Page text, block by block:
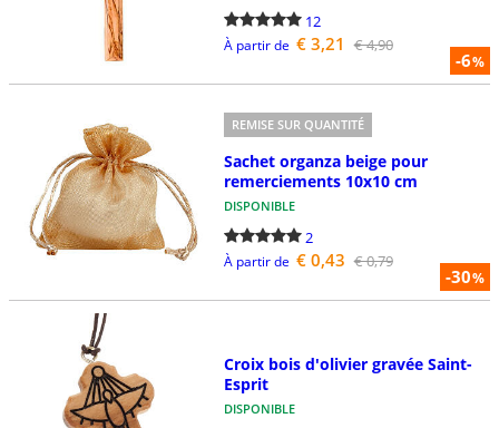
-6%
12
À partir de € 3,21 € 4,90
-30%
REMISE SUR QUANTITÉ
Sachet organza beige pour
remerciements 10x10 cm
DISPONIBLE
2
À partir de € 0,43 € 0,79
Croix bois d'olivier gravée Saint-
Esprit
DISPONIBLE